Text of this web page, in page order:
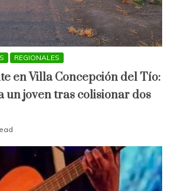
REGIONALES
en Villa Concepción del Tío:
un joven tras colisionar dos